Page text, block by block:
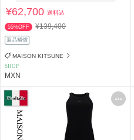
¥62,700送料込
55%OFF ¥139,400
返品補償
MAISON KITSUNE
SHOP
MXN